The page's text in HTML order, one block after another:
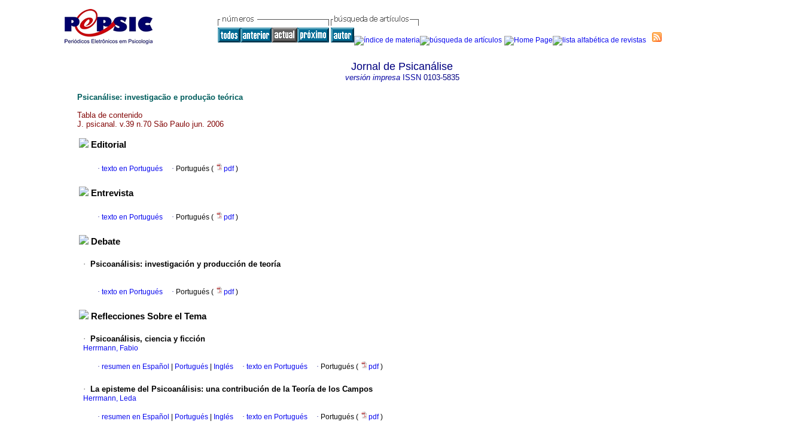
Jornal de Psicanálise
versión impresaISSN 0103-5835
Psicanálise: investigacão e produção teórica
Tabla de contenido
J. psicanal. v.39 n.70 São Paulo jun. 2006
Editorial
· texto en Portugués · Portugués ( pdf)
Entrevista
· texto en Portugués · Portugués ( pdf)
Debate
· Psicoanálisis: investigación y producción de teoría
· texto en Portugués · Portugués ( pdf)
Reflecciones Sobre el Tema
· Psicoanálisis, ciencia y ficción
Herrmann, Fabio
· resumen en Español Portugués Inglés · texto en Portugués · Portugués ( pdf)
· La episteme del Psicoanálisis: una contribución de la Teoría de los Campos
Herrmann, Leda
· resumen en Español Portugués Inglés · texto en Portugués · Portugués ( pdf)